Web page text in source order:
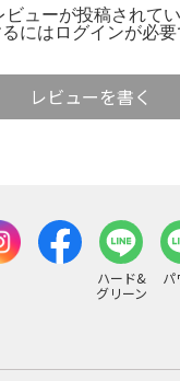
ューが投稿されてい
には ログインが必要
レビューを書く
ハード&
グリーン
パ